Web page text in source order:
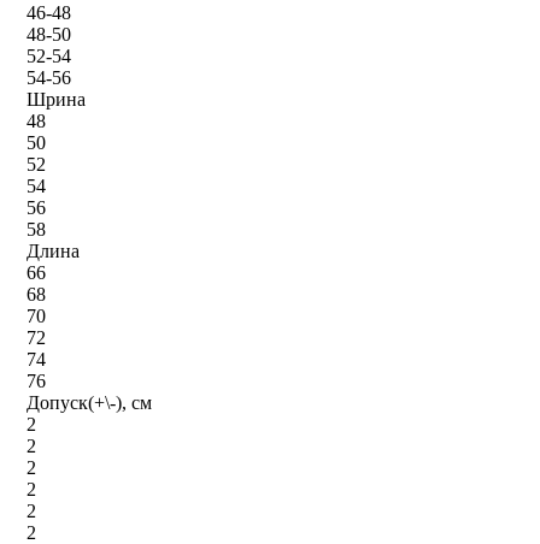
46-48
48-50
52-54
54-56
Шрина
48
50
52
54
56
58
Длина
66
68
70
72
74
76
Допуск(+\-), см
2
2
2
2
2
2